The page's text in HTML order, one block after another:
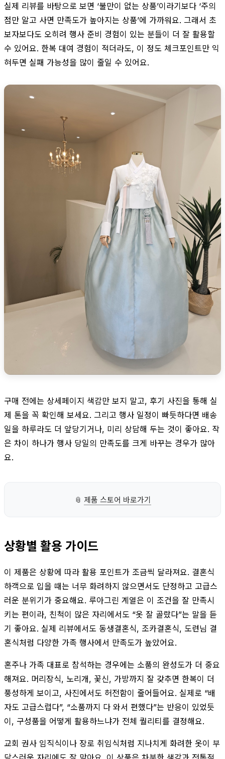
실제 리뷰를 바탕으로 보면 ‘불만이 없는 상품’이라기보다 ‘주의
점만 알고 사면 만족도가 높아지는 상품’에 가까워요. 그래서 초
보자보다도 오히려 행사 준비 경험이 있는 분들이 더 잘 활용할
수 있어요. 한복 대여 경험이 적더라도, 이 정도 체크포인트만 익
혀두면 실패 가능성을 많이 줄일 수 있어요.
구매 전에는 상세페이지 색감만 보지 말고, 후기 사진을 통해 실
제 톤을 꼭 확인해 보세요. 그리고 행사 일정이 빠듯하다면 배송
일을 하루라도 더 앞당기거나, 미리 상담해 두는 것이 좋아요. 작
은 차이 하나가 행사 당일의 만족도를 크게 바꾸는 경우가 많아
요.
📎 제품 스토어 바로가기
상황별 활용 가이드
이 제품은 상황에 따라 활용 포인트가 조금씩 달라져요. 결혼식
하객으로 입을 때는 너무 화려하지 않으면서도 단정하고 고급스
러운 분위기가 중요해요. 루아그린 계열은 이 조건을 잘 만족시
키는 편이라, 친척이 많은 자리에서도 “옷 잘 골랐다”는 말을 듣
기 좋아요. 실제 리뷰에서도 동생결혼식, 조카결혼식, 도련님 결
혼식처럼 다양한 가족 행사에서 만족도가 높았어요.
혼주나 가족 대표로 참석하는 경우에는 소품의 완성도가 더 중요
해져요. 머리장식, 노리개, 꽃신, 가방까지 잘 갖추면 한복이 더
풍성하게 보이고, 사진에서도 허전함이 줄어들어요. 실제로 “배
자도 고급스럽다”, “소품까지 다 와서 편했다”는 반응이 있었듯
이, 구성품을 어떻게 활용하느냐가 전체 퀄리티를 결정해요.
교회 권사 임직식이나 장로 취임식처럼 지나치게 화려한 옷이 부